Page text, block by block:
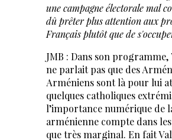
une campagne électorale mal
dû prêter plus attention aux
Français plutôt que de
JMB : Dans son programme,
ne parlait pas que des
Arméniens sont là pour lui
quelques catholiques
l’importance numérique de
arménienne compte dans les
que très marginal. En fait